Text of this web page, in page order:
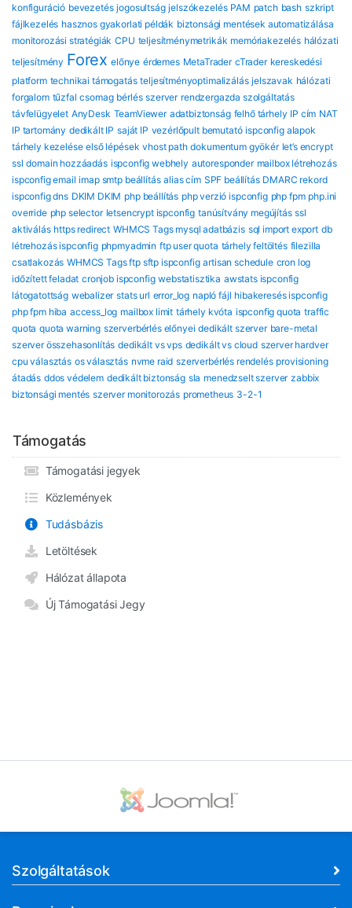
konfiguráció bevezetés jogosultság jelszókezelés PAM patch bash szkript
fájlkezelés hasznos gyakorlati példák biztonsági mentések automatizálása
monitorozási stratégiák CPU teljesítménymetrikák memóriakezelés hálózati
teljesítmény Forex előnye érdemes MetaTrader cTrader kereskedési
platform technikai támogatás teljesítményoptimalizálás jelszavak hálózati
forgalom tűzfal csomag bérlés szerver rendzergazda szolgáltatás
távfelügyelet AnyDesk TeamViewer adatbiztonság felhő tárhely IP cím NAT
IP tartomány dedikált IP saját IP vezérlőpult bemutató ispconfig alapok
tárhely kezelése első lépések vhost path dokumentum gyökér let’s encrypt
ssl domain hozzáadás ispconfig webhely autoresponder mailbox létrehozás
ispconfig email imap smtp beállítás alias cím SPF beállítás DMARC rekord
ispconfig dns DKIM DKIM php beállítás php verzió ispconfig php fpm php.ini
override php selector letsencrypt ispconfig tanúsítvány megújítás ssl
aktiválás https redirect WHMCS Tags mysql adatbázis sql import export db
létrehozás ispconfig phpmyadmin ftp user quota tárhely feltöltés filezilla
csatlakozás WHMCS Tags ftp sftp ispconfig artisan schedule cron log
időzített feladat cronjob ispconfig webstatisztika awstats ispconfig
látogatottság webalizer stats url error_log napló fájl hibakeresés ispconfig
php fpm hiba access_log mailbox limit tárhely kvóta ispconfig quota traffic
quota quota warning szerverbérlés előnyei dedikált szerver bare-metal
szerver összehasonlítás dedikált vs vps dedikált vs cloud szerver hardver
cpu választás os választás nvme raid szerverbérlés rendelés provisioning
átadás ddos védelem dedikált biztonság sla menedzselt szerver zabbix
biztonsági mentés szerver monitorozás prometheus 3-2-1
Támogatás
Támogatási jegyek
Közlemények
Tudásbázis
Letöltések
Hálózat állapota
Új Támogatási Jegy
Szolgáltatások